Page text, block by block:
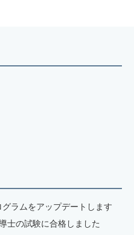
ラムをアップデートします
士の試験に合格しました